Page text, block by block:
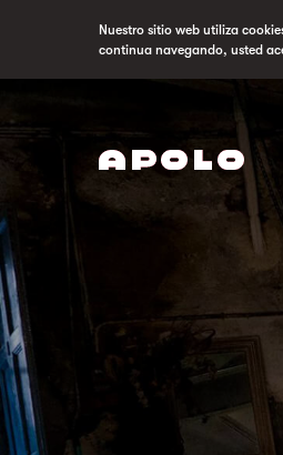
Nuestro sitio web utiliza
continua navegando, usted